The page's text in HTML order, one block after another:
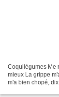
Coquilégumes Me revoilà enfin, pas tout à fait en pleine forme, mais y a du
mieux La grippe
m'a bien chopé,